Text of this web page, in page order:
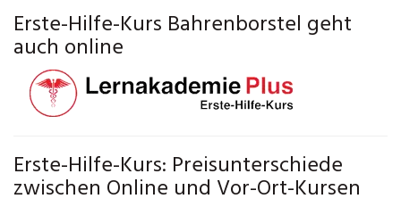
Erste-Hilfe-Kurs Bahrenborstel geht
auch online
Erste-Hilfe-Kurs: Preisunterschiede
zwischen Online und Vor-Ort-Kursen